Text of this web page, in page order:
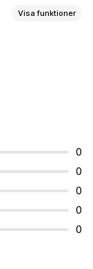
Visa funktioner
0
0
0
0
0